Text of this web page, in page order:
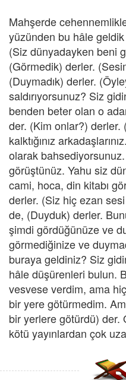
Mahşerde
yüzünden bu hâle
(Siz dünyadayken beni
(Görmedik) derler.
(Duymadık) derler.
saldırıyorsunuz? Siz
benden beter olan o
der. (Kim onlar?)
kalktığınız
olarak
görüştünüz. Yahu siz
cami, hoca, din kitabı
derler. (Siz hiç ezan sesi
de, (Duyduk) derler.
şimdi gördüğünüze ve
görmediğinize ve
buraya geldiniz? Siz
hâle düşürenleri bulun.
vesvese verdim, ama
bir yere götürmedim.
bir yerlere götürdü) der.
kötü yayınlardan çok